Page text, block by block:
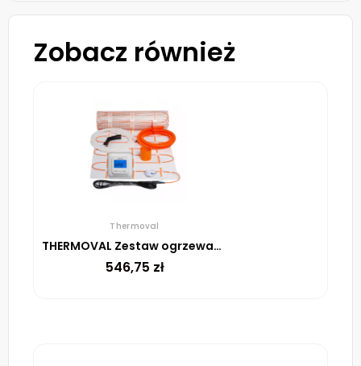
Zobacz również
Thermoval
THERMOVAL Zestaw ogrzewania podłogowego – mata TV TO 2m² 170W/m² regulator TVT 04 ED biały
546,75 zł